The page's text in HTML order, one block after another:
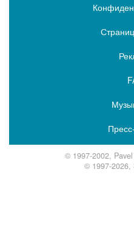
© 1997-2002,
© 1997-2026,